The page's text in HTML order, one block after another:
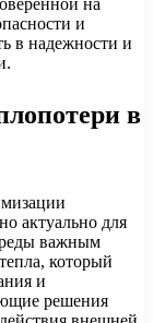
на
и
в надежности и
в
актуально для
важным
который
и
решения